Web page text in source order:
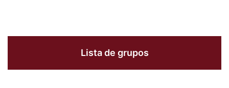
Lista de grupos